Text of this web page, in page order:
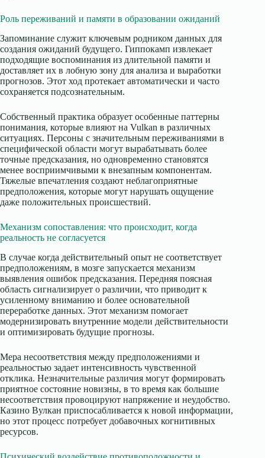
Роль переживаний и памяти в образовании ожиданий
Запоминание служит ключевым родником данных для
создания ожиданий будущего. Гиппокамп извлекает
подходящие воспоминания из длительной памяти и
доставляет их в лобную зону для анализа и выработки
прогнозов. Этот ход протекает автоматически и часто
сохраняется подсознательным.
Собственный практика образует особенные паттерны
понимания, которые влияют на Vulkan в различных
ситуациях. Персоны с значительным переживаниями в
специфической области могут вырабатывать более
точные предсказания, но одновременно становятся
менее восприимчивыми к внезапным компонентам.
Тяжелые впечатления создают неблагоприятные
предположения, которые могут нарушать ощущение
даже положительных происшествий.
Механизм сопоставления: что происходит, когда
реальность не согласуется
В случае когда действительный опыт не соответствует
предположениям, в мозге запускается механизм
выявления ошибок предсказания. Передняя поясная
область сигнализирует о различии, что приводит к
усиленному вниманию и более основательной
переработке данных. Этот механизм помогает
модернизировать внутренние модели действительности
и оптимизировать будущие прогнозы.
Мера несоответствия между предположениями и
реальностью задает интенсивность чувственной
отклика. Незначительные различия могут формировать
приятное состояние новизны, в то время как большие
несоответствия провоцируют напряжение и неудобство.
Казино Вулкан приспосабливается к новой информации,
но этот процесс потребует добавочных когнитивных
ресурсов.